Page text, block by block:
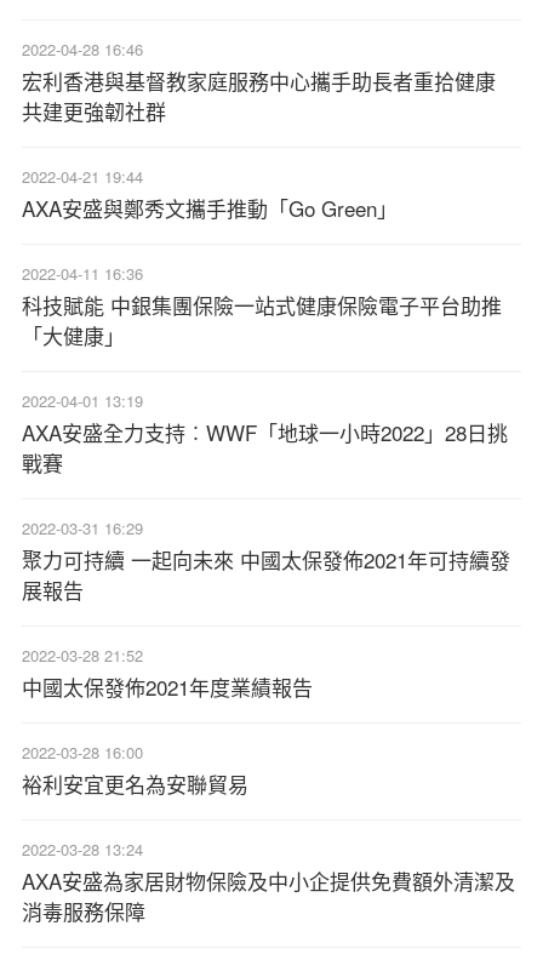
2022-04-28 16:46
宏利香港與基督教家庭服務中心攜手助長者重拾健康
共建更強韌社群
2022-04-21 19:44
AXA安盛與鄭秀文攜手推動「Go Green」
2022-04-11 16:36
科技賦能 中銀集團保險一站式健康保險電子平台助推
「大健康」
2022-04-01 13:19
AXA安盛全力支持︰WWF「地球一小時2022」28日挑
戰賽
2022-03-31 16:29
聚力可持續 一起向未來 中國太保發佈2021年可持續發
展報告
2022-03-28 21:52
中國太保發佈2021年度業績報告
2022-03-28 16:00
裕利安宜更名為安聯貿易
2022-03-28 13:24
AXA安盛為家居財物保險及中小企提供免費額外清潔及
消毒服務保障